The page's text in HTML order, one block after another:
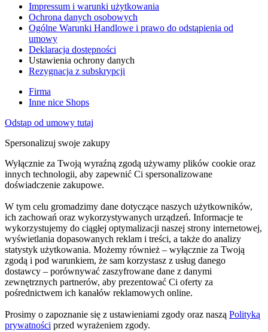
Impressum i warunki użytkowania
Ochrona danych osobowych
Ogólne Warunki Handlowe i prawo do odstąpienia od
umowy
Deklaracja dostępności
Ustawienia ochrony danych
Rezygnacja z subskrypcji
Firma
Inne nice Shops
Odstąp od umowy tutaj
Spersonalizuj swoje zakupy
Wyłącznie za Twoją wyraźną zgodą używamy plików cookie oraz
innych technologii, aby zapewnić Ci spersonalizowane
doświadczenie zakupowe.
W tym celu gromadzimy dane dotyczące naszych użytkowników,
ich zachowań oraz wykorzystywanych urządzeń. Informacje te
wykorzystujemy do ciągłej optymalizacji naszej strony internetowej,
wyświetlania dopasowanych reklam i treści, a także do analizy
statystyk użytkowania. Możemy również – wyłącznie za Twoją
zgodą i pod warunkiem, że sam korzystasz z usług danego
dostawcy – porównywać zaszyfrowane dane z danymi
zewnętrznych partnerów, aby prezentować Ci oferty za
pośrednictwem ich kanałów reklamowych online.
Prosimy o zapoznanie się z ustawieniami zgody oraz naszą Polityką
prywatności przed wyrażeniem zgody.